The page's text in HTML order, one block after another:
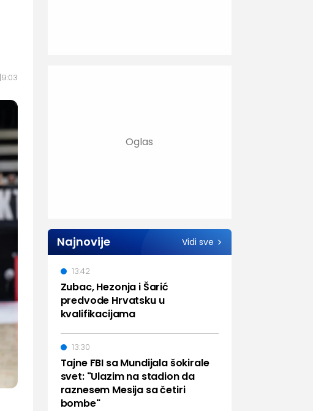
9:03
Najnovije Vidi sve
Zubac, Hezonja i Šarić
predvode Hrvatsku u
kvalifikacijama
13:42
Tajne FBI sa Mundijala šokirale
svet: "Ulazim na stadion da
raznesem Mesija sa četiri
bombe"
13:30